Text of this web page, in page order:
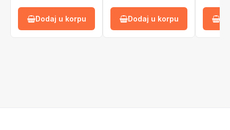
Dodaj u korpu Dodaj u korpu